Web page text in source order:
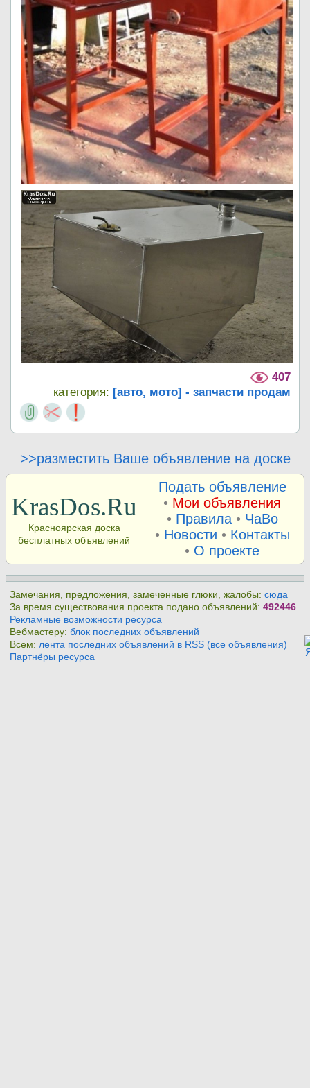
407
категория: [авто, мото] - запчасти продам
>>разместить Ваше объявление на доске
KrasDos.Ru
Красноярская доска
бесплатных объявлений
Подать объявление
• Мои объявления
• Правила• ЧаВо
• Новости • Контакты
• О проекте
Замечания, предложения, замеченные глюки, жалобы:сюда
За время существования проекта подано объявлений:492446
Рекламные возможности ресурса
Вебмастеру:блок последних объявлений
Всем: лента последних объявлений в RSS (все объявления)
Партнёры ресурса